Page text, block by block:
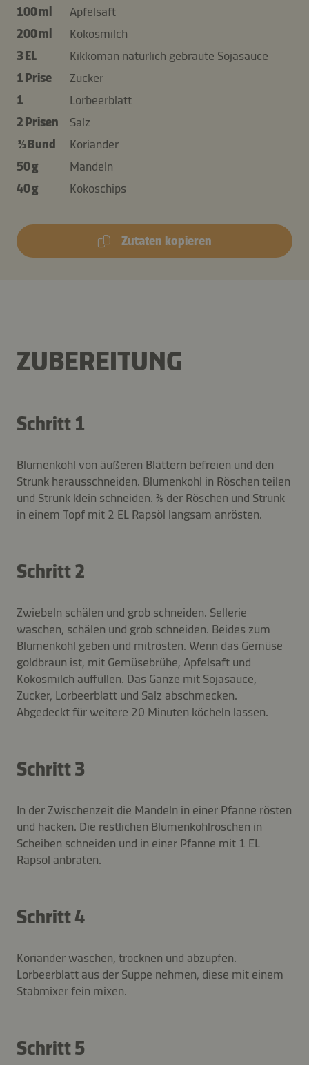
100 ml
Apfelsaft
200 ml
Kokosmilch
3 EL
Kikkoman natürlich gebraute Sojasauce
1 Prise
Zucker
1
Lorbeerblatt
2 Prisen
Salz
⅓ Bund
Koriander
50 g
Mandeln
40 g
Kokoschips
Zutaten kopieren
ZUBEREITUNG
Schritt 1
Blumenkohl von äußeren Blättern befreien und den
Strunk herausschneiden. Blumenkohl in Röschen teilen
und Strunk klein schneiden. ⅔ der Röschen und Strunk
in einem Topf mit 2 EL Rapsöl langsam anrösten.
Schritt 2
Zwiebeln schälen und grob schneiden. Sellerie
waschen, schälen und grob schneiden. Beides zum
Blumenkohl geben und mitrösten. Wenn das Gemüse
goldbraun ist, mit Gemüsebrühe, Apfelsaft und
Kokosmilch auffüllen. Das Ganze mit Sojasauce,
Zucker, Lorbeerblatt und Salz abschmecken.
Abgedeckt für weitere 20 Minuten köcheln lassen.
Schritt 3
In der Zwischenzeit die Mandeln in einer Pfanne rösten
und hacken. Die restlichen Blumenkohlröschen in
Scheiben schneiden und in einer Pfanne mit 1 EL
Rapsöl anbraten.
Schritt 4
Koriander waschen, trocknen und abzupfen.
Lorbeerblatt aus der Suppe nehmen, diese mit einem
Stabmixer fein mixen.
Schritt 5